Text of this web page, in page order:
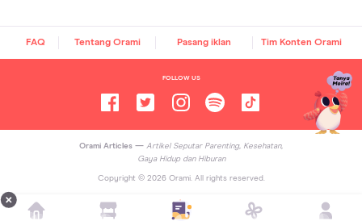
FAQ Tentang Orami Pasang iklan Tim Konten Orami
FOLLOW US
Orami Articles — Artikel Seputar Parenting, Kesehatan,
Gaya Hidup dan Hiburan
Copyright © 2026Orami. All rights reserved.